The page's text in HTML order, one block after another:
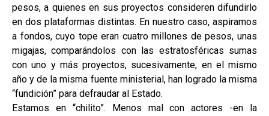
pesos, a quienes en sus proyectos consideren difundirlo
en dos plataformas distintas. En nuestro caso, aspiramos
a fondos, cuyo tope eran cuatro millones de pesos, unas
migajas, comparándolos con las estratosféricas sumas
con uno y más proyectos, sucesivamente, en el mismo
año y de la misma fuente ministerial, han logrado la misma
“fundición” para defraudar al Estado.
Estamos en “chilito”. Menos mal con actores -en la